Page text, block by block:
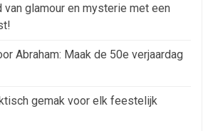
van glamour en mysterie met een
Abraham: Maak de 50e verjaardag
gemak voor elk feestelijk